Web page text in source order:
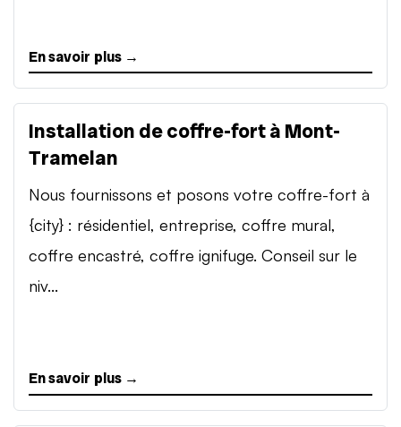
En savoir plus →
Installation de coffre-fort à Mont-
Tramelan
Nous fournissons et posons votre coffre-fort à
{city} : résidentiel, entreprise, coffre mural,
coffre encastré, coffre ignifuge. Conseil sur le
niv...
En savoir plus →